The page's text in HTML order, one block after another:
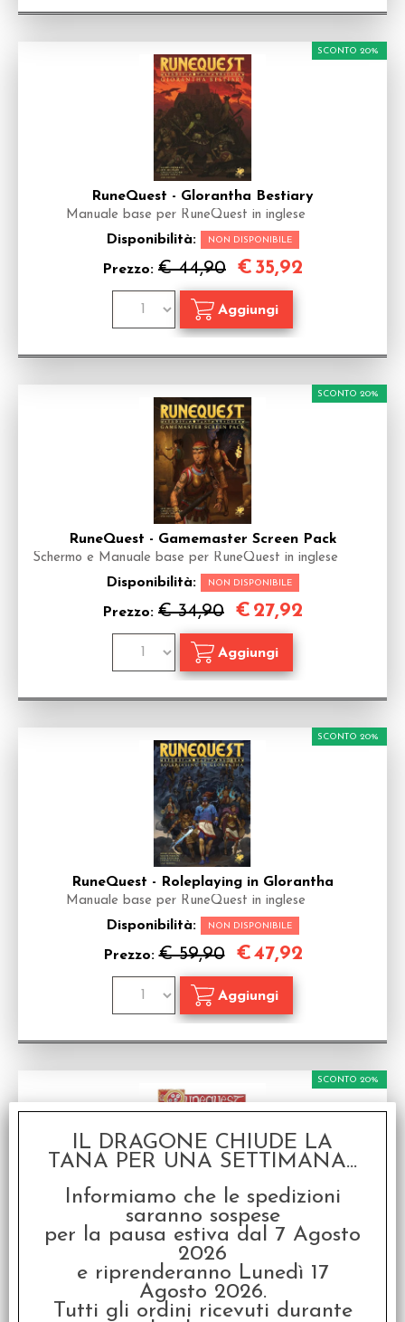
RuneQuest - Glorantha Bestiary
Manuale base per RuneQuest in inglese
Disponibilità: NON DISPONIBILE
Prezzo: € 44,90
SCONTO 20%
€ 35,92
RuneQuest - Gamemaster Screen Pack
Schermo e Manuale base per RuneQuest in inglese
Disponibilità: NON DISPONIBILE
Prezzo: € 34,90
SCONTO 20%
€ 27,92
RuneQuest - Roleplaying in Glorantha
Manuale base per RuneQuest in inglese
Disponibilità: NON DISPONIBILE
Prezzo:€ 59,90
SCONTO 20%
€47,92
RuneQuest - Classic
Manuale Base per RuneQuest in inglese
Disponibilità: NON DISPONIBILE
Prezzo:€ 34,90
SCONTO 20%
€27,92
IL DRAGONE CHIUDE LA
TANA PER UNA SETTIMANA...
Informiamo che le spedizioni
saranno sospese
per la pausa estiva dal 7 Agosto
2026
e riprenderanno Lunedì 17
Agosto 2026.
Tutti gli ordini ricevuti durante